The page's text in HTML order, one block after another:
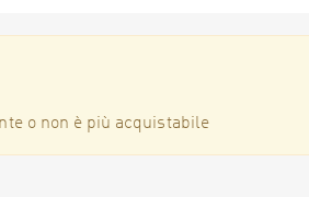
o non è più acquistabile